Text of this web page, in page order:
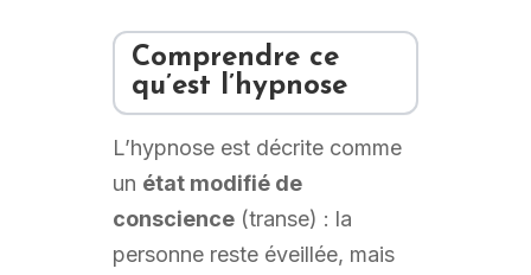
Comprendre ce
qu’est l’hypnose
L’hypnose est décrite comme
un état modifié de
conscience(transe) : la
personne reste éveillée, mais